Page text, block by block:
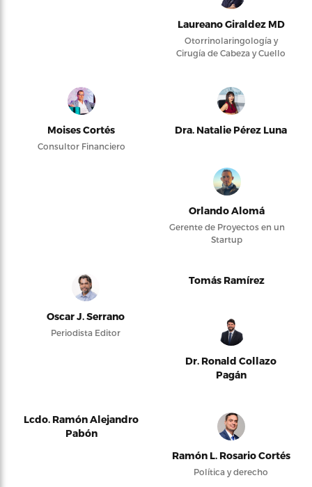
Laureano Giraldez MD
Otorrinolaringología y
Cirugía de Cabeza y Cuello
Moises Cortés
Consultor Financiero
Dra. Natalie Pérez Luna
Orlando Alomá
Gerente de Proyectos en un
Startup
Oscar J. Serrano
Periodista Editor
Tomás Ramírez
Dr. Ronald Collazo
Pagán
Lcdo. Ramón Alejandro
Pabón
Ramón L. Rosario Cortés
Política y derecho